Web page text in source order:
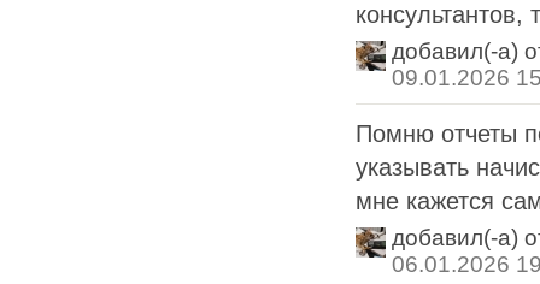
консультантов,
добавил(-а)
09.01.2026
Помню отчеты
указывать
мне кажется
добавил(-а)
06.01.2026